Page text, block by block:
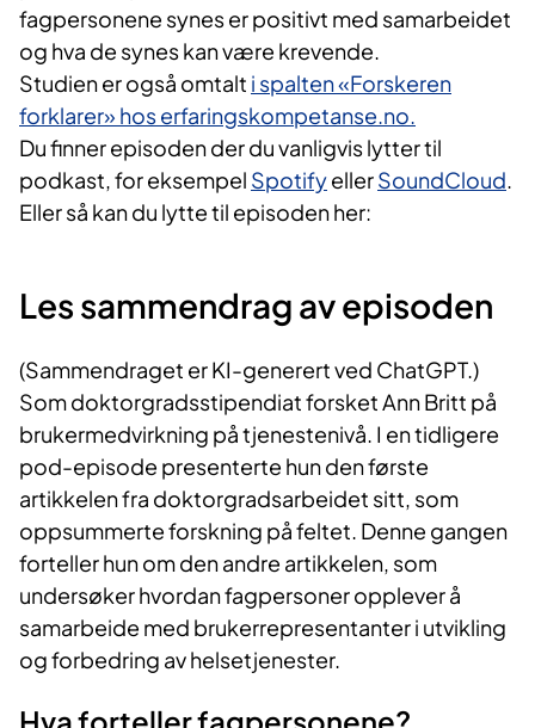
fagpersonene synes er positivt med samarbeidet
og hva de synes kan være krevende.
Studien er også omtalt i spalten «Forskeren
forklarer» hos erfaringskompetanse.no.
Du finner episoden der du vanligvis lytter til
podkast, for eksempel SpotifyellerSoundCloud.
Eller så kan du lytte til episoden her:
Les sammendrag av episoden
(Sammendraget er KI-generert ved ChatGPT.)
Som doktorgradsstipendiat forsket Ann Britt på
brukermedvirkning på tjenestenivå. I en tidligere
pod-episode presenterte hun den første
artikkelen fra doktorgradsarbeidet sitt, som
oppsummerte forskning på feltet. Denne gangen
forteller hun om den andre artikkelen, som
undersøker hvordan fagpersoner opplever å
samarbeide med brukerrepresentanter i utvikling
og forbedring av helsetjenester.